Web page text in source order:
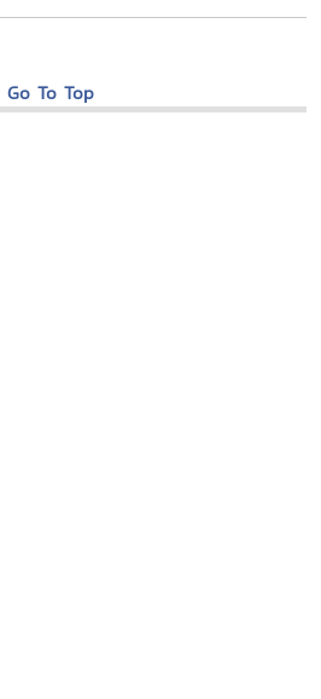
Go To Top